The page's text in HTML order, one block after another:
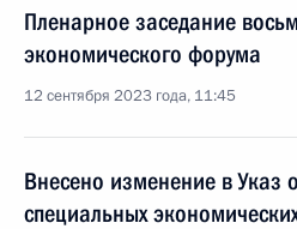
Пленарное заседание
экономического форума
12 сентября 2023 года, 11:45
Внесено изменение в Указ
специальных